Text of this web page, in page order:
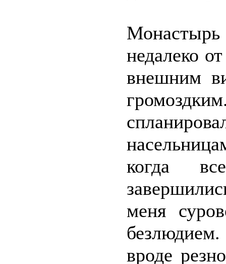
недалеко
внешним
когда
меня
вроде